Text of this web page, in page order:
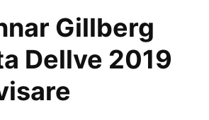
Gillberg
Dellve 2019